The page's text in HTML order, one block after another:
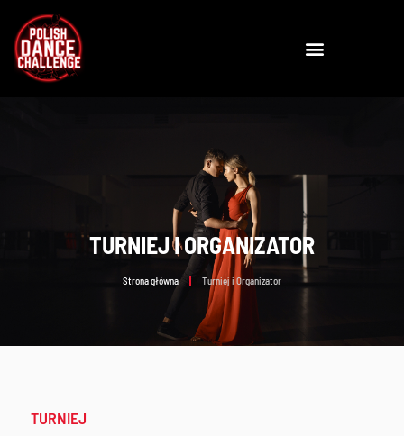
TURNIEJ I ORGANIZATOR
Strona główna Turniej i Organizator
TURNIEJ